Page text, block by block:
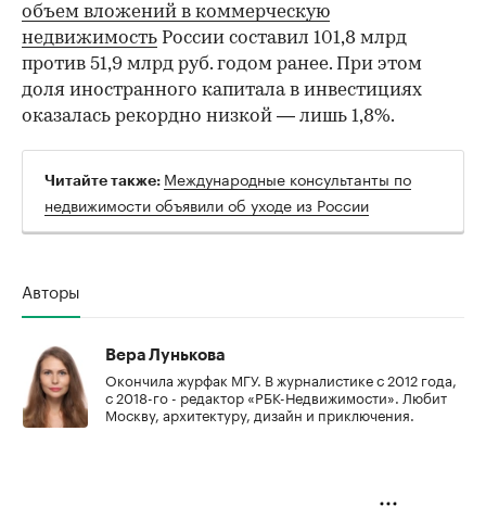
объем вложений в коммерческую
недвижимость России составил 101,8 млрд
против 51,9 млрд руб. годом ранее. При этом
доля иностранного капитала в инвестициях
оказалась рекордно низкой — лишь 1,8%.
Читайте также: Международные консультанты по
недвижимости объявили об уходе из России
Авторы
Вера Лунькова
Окончила журфак МГУ. В журналистике с 2012 года,
с 2018-го - редактор «РБК-Недвижимости». Любит
Москву, архитектуру, дизайн и приключения.